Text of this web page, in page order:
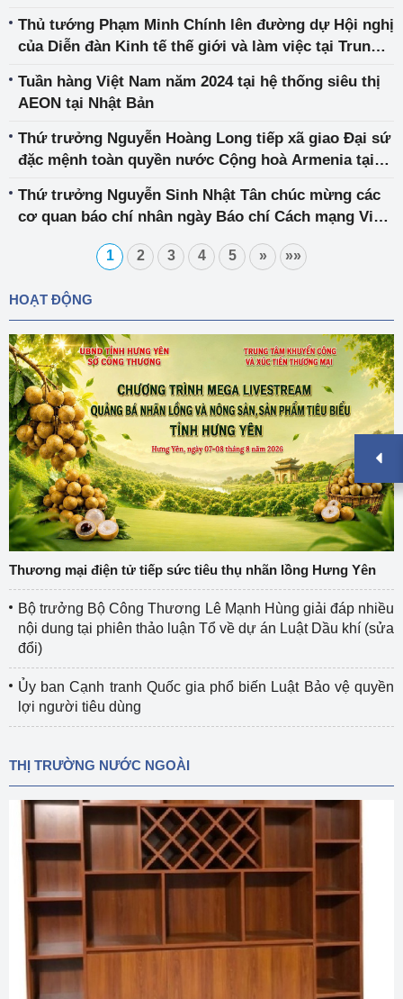
Thủ tướng Phạm Minh Chính lên đường dự Hội nghị
của Diễn đàn Kinh tế thế giới và làm việc tại Trung
Tuần hàng Việt Nam năm 2024 tại hệ thống siêu thị
AEON tại Nhật Bản
Thứ trưởng Nguyễn Hoàng Long tiếp xã giao Đại sứ
đặc mệnh toàn quyền nước Cộng hoà Armenia tại
Thứ trưởng Nguyễn Sinh Nhật Tân chúc mừng các
cơ quan báo chí nhân ngày Báo chí Cách mạng Việt
1 2 3 4 5 » »»
HOẠT ĐỘNG
Thương mại điện tử tiếp sức tiêu thụ nhãn lồng Hưng Yên
Bộ trưởng Bộ Công Thương Lê Mạnh Hùng giải đáp nhiều
nội dung tại phiên thảo luận Tổ về dự án Luật Dầu khí (sửa
đổi)
Ủy ban Cạnh tranh Quốc gia phổ biến Luật Bảo vệ quyền
lợi người tiêu dùng
THỊ TRƯỜNG NƯỚC NGOÀI